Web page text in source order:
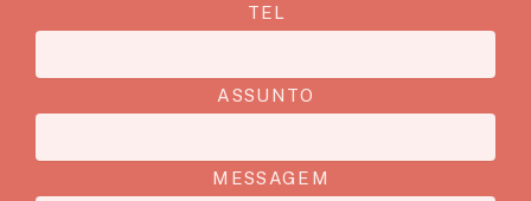
TEL
ASSUNTO
MESSAGEM